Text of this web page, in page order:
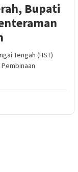
Bupati
Tengah (HST)